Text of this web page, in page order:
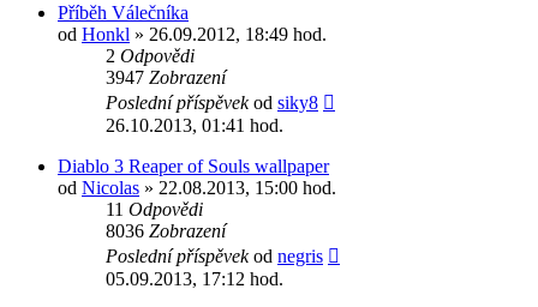
Příběh Válečníka
od Honkl » 26.09.2012, 18:49 hod.
2 Odpovědi
3947 Zobrazení
Poslední příspěvekod siky8
26.10.2013, 01:41 hod.
Diablo 3 Reaper of Souls wallpaper
od Nicolas » 22.08.2013, 15:00 hod.
11 Odpovědi
8036 Zobrazení
Poslední příspěvekod negris
05.09.2013, 17:12 hod.